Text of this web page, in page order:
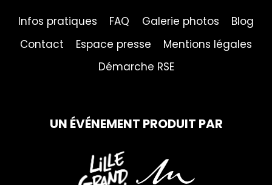
Infos pratiques FAQ Galerie photos
Blog
Contact
Espace presse
Mentions légales
Démarche RSE
UN ÉVÉNEMENT PRODUIT PAR